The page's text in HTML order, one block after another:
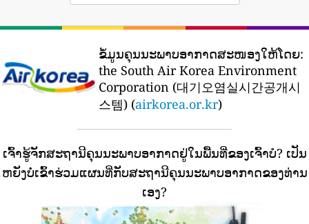
ຂໍ້ມູນຄຸນນະພາບອາກາດສະໜອງໃຫ້ໂດຍ:
the South Air Korea Environment
Corporation (대기오염실시간공개시
스템) (airkorea.or.kr)
ເຈົ້າຮູ້ຈັກສະຖານີຄຸນນະພາບອາກາດຢູ່ໃນພື້ນທີ່ຂອງເຈົ້າບໍ? ເປັນ
ຫຍັງບໍ່ເຂົ້າຮ່ວມແຜນທີ່ກັບສະຖານີຄຸນນະພາບອາກາດຂອງທ່ານ
ເອງ?